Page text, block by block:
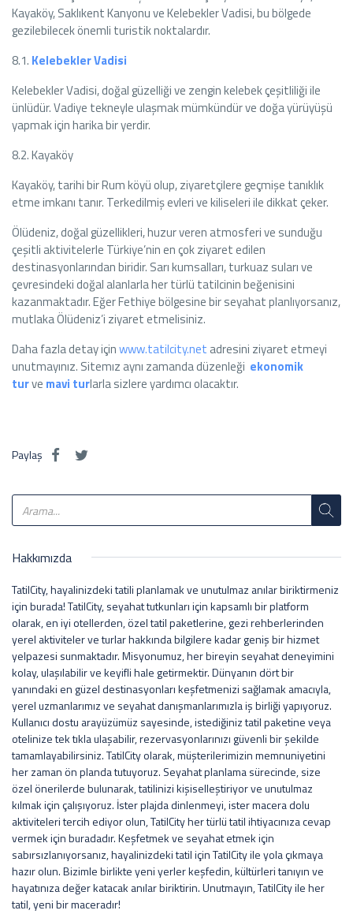
Kayaköy, Saklıkent Kanyonu ve Kelebekler Vadisi, bu bölgede
gezilebilecek önemli turistik noktalardır.
8.1. Kelebekler Vadisi
Kelebekler Vadisi, doğal güzelliği ve zengin kelebek çeşitliliği ile
ünlüdür. Vadiye tekneyle ulaşmak mümkündür ve doğa yürüyüşü
yapmak için harika bir yerdir.
8.2. Kayaköy
Kayaköy, tarihi bir Rum köyü olup, ziyaretçilere geçmişe tanıklık
etme imkanı tanır. Terkedilmiş evleri ve kiliseleri ile dikkat çeker.
Ölüdeniz, doğal güzellikleri, huzur veren atmosferi ve sunduğu
çeşitli aktivitelerle Türkiye’nin en çok ziyaret edilen
destinasyonlarından biridir. Sarı kumsalları, turkuaz suları ve
çevresindeki doğal alanlarla her türlü tatilcinin beğenisini
kazanmaktadır. Eğer Fethiye bölgesine bir seyahat planlıyorsanız,
mutlaka Ölüdeniz’i ziyaret etmelisiniz.
Daha fazla detay içinwww.tatilcity.net adresini ziyaret etmeyi
unutmayınız. Sitemız aynı zamanda düzenleği ekonomik
turve mavi turlarla sizlere yardımcı olacaktır.
Paylaş
Hakkımızda
TatilCity, hayalinizdeki tatili planlamak ve unutulmaz anılar biriktirmeniz
için burada! TatilCity, seyahat tutkunları için kapsamlı bir platform
olarak, en iyi otellerden, özel tatil paketlerine, gezi rehberlerinden
yerel aktiviteler ve turlar hakkında bilgilere kadar geniş bir hizmet
yelpazesi sunmaktadır. Misyonumuz, her bireyin seyahat deneyimini
kolay, ulaşılabilir ve keyifli hale getirmektir. Dünyanın dört bir
yanındaki en güzel destinasyonları keşfetmenizi sağlamak amacıyla,
yerel uzmanlarımız ve seyahat danışmanlarımızla iş birliği yapıyoruz.
Kullanıcı dostu arayüzümüz sayesinde, istediğiniz tatil paketine veya
otelinize tek tıkla ulaşabilir, rezervasyonlarınızı güvenli bir şekilde
tamamlayabilirsiniz. TatilCity olarak, müşterilerimizin memnuniyetini
her zaman ön planda tutuyoruz. Seyahat planlama sürecinde, size
özel önerilerde bulunarak, tatilinizi kişiselleştiriyor ve unutulmaz
kılmak için çalışıyoruz. İster plajda dinlenmeyi, ister macera dolu
aktiviteleri tercih ediyor olun, TatilCity her türlü tatil ihtiyacınıza cevap
vermek için buradadır. Keşfetmek ve seyahat etmek için
sabırsızlanıyorsanız, hayalinizdeki tatil için TatilCity ile yola çıkmaya
hazır olun. Bizimle birlikte yeni yerler keşfedin, kültürleri tanıyın ve
hayatınıza değer katacak anılar biriktirin. Unutmayın, TatilCity ile her
tatil, yeni bir maceradır!